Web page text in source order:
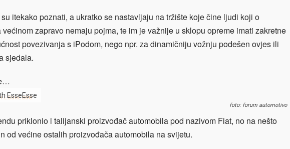
itekako poznati, a ukratko se nastavljaju na tržište koje čine ljudi koji o
zapravo nemaju pojma, te im je važnije u sklopu opreme imati zakretne
povezivanja s iPodom, nego npr. za dinamičniju vožnju podešen ovjes ili
sjedala.
EsseEsse
foto: forum automotivo
priklonio i talijanski proizvođač automobila pod nazivom Fiat, no na nešto
od većine ostalih proizvođača automobila na svijetu.